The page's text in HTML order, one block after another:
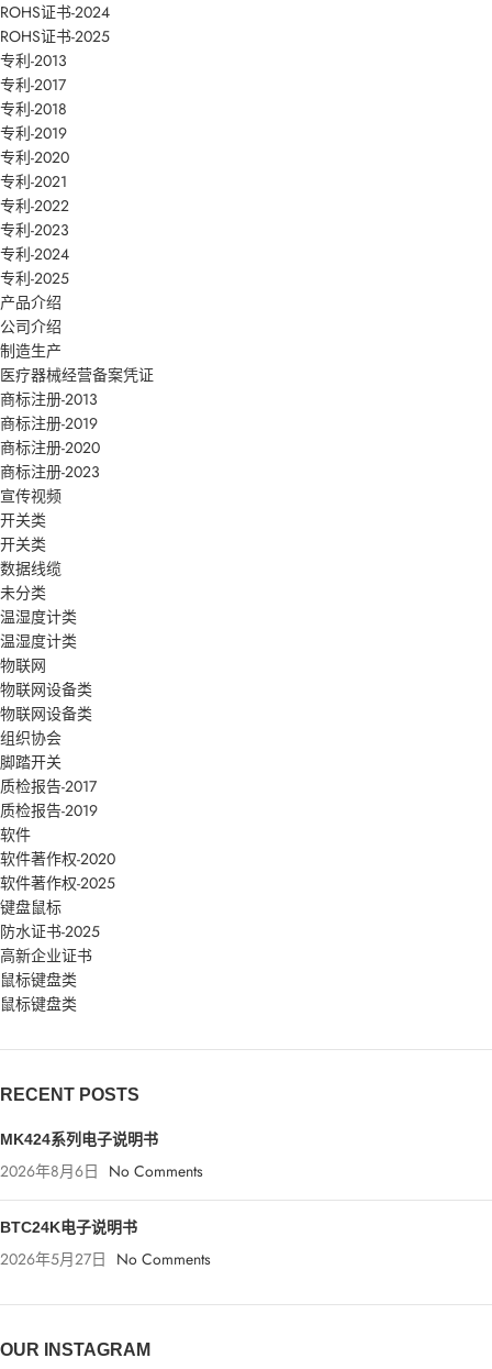
ROHS证书-2024
ROHS证书-2025
专利-2013
专利-2017
专利-2018
专利-2019
专利-2020
专利-2021
专利-2022
专利-2023
专利-2024
专利-2025
产品介绍
公司介绍
制造生产
医疗器械经营备案凭证
商标注册-2013
商标注册-2019
商标注册-2020
商标注册-2023
宣传视频
开关类
开关类
数据线缆
未分类
温湿度计类
温湿度计类
物联网
物联网设备类
物联网设备类
组织协会
脚踏开关
质检报告-2017
质检报告-2019
软件
软件著作权-2020
软件著作权-2025
键盘鼠标
防水证书-2025
高新企业证书
鼠标键盘类
鼠标键盘类
RECENT POSTS
MK424系列电子说明书
2026年8月6日 No Comments
BTC24K电子说明书
2026年5月27日 No Comments
OUR INSTAGRAM